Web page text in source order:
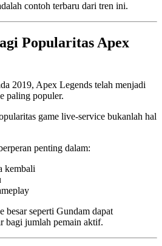
contoh terbaru dari tren ini.
Popularitas Apex
2019, Apex Legends telah menjadi
paling populer.
game live-service bukanlah hal
penting dalam:
kembali
besar seperti Gundam dapat
bagi jumlah pemain aktif.